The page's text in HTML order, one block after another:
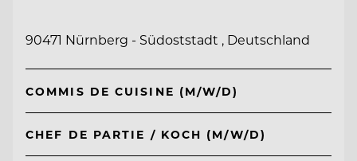
90471 Nürnberg - Südoststadt , Deutschland
COMMIS DE CUISINE (M/W/D)
CHEF DE PARTIE / KOCH (M/W/D)